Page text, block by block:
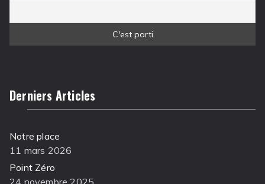
Derniers Articles
Notre place
11 mars 2026
Point Zéro